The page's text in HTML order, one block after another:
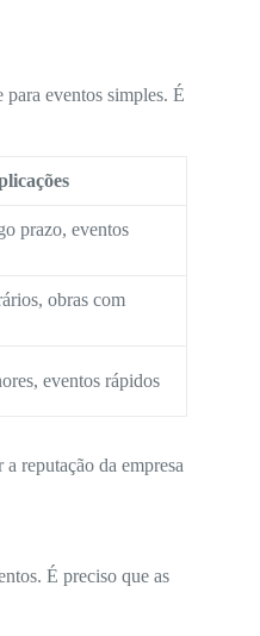
eventos simples. É
prazo, eventos
obras com
eventos rápidos
reputação da empresa
É preciso que as